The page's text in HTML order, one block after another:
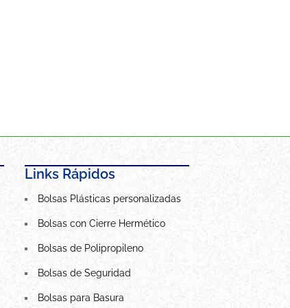
Links Rápidos
Bolsas Plásticas personalizadas
Bolsas con Cierre Hermético
Bolsas de Polipropileno
Bolsas de Seguridad
Bolsas para Basura